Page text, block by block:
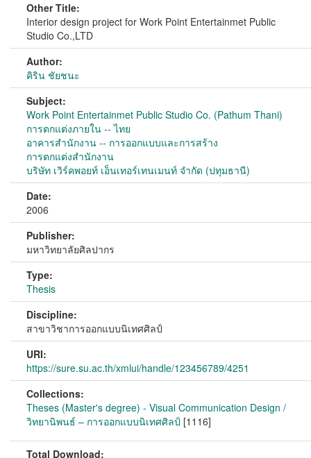
Other Title:
Interior design project for Work Point Entertainmet Public
Studio Co.,LTD
Author:
คิริน ชัยชนะ
Subject:
Work Point Entertainmet Public Studio Co. (Pathum Thani)
การตกแต่งภายใน -- ไทย
อาคารสำนักงาน -- การออกแบบและการสร้าง
การตกแต่งสำนักงาน
บริษัท เวิร์คพอยท์ เอ็นเทอร์เทนเมนท์ จำกัด (ปทุมธานี)
Date:
2006
Publisher:
มหาวิทยาลัยศิลปากร
Type:
Thesis
Discipline:
สาขาวิชาการออกแบบนิเทศศิลป์
URI:
https://sure.su.ac.th/xmlui/handle/123456789/4251
Collections:
Theses (Master's degree) - Visual Communication Design /
วิทยานิพนธ์ – การออกแบบนิเทศศิลป์ [1116]
Total Download: